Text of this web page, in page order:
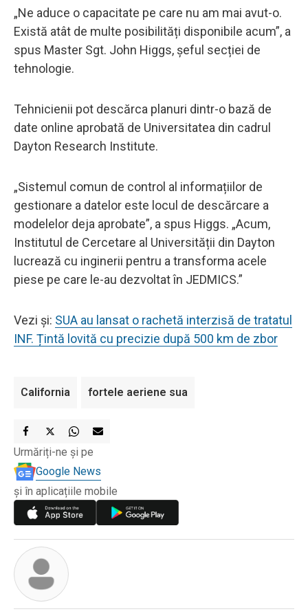
„Ne aduce o capacitate pe care nu am mai avut-o.
Există atât de multe posibilități disponibile acum”, a
spus Master Sgt. John Higgs, șeful secției de
tehnologie.
Tehnicienii pot descărca planuri dintr-o bază de
date online aprobată de Universitatea din cadrul
Dayton Research Institute.
„Sistemul comun de control al informațiilor de
gestionare a datelor este locul de descărcare a
modelelor deja aprobate”, a spus Higgs. „Acum,
Institutul de Cercetare al Universității din Dayton
lucrează cu inginerii pentru a transforma acele
piese pe care le-au dezvoltat în JEDMICS.”
Vezi și: SUA au lansat o rachetă interzisă de tratatul
INF. Țintă lovită cu precizie după 500 km de zbor
California fortele aeriene sua
Urmăriți-ne și pe
Google News
și în aplicațiile mobile